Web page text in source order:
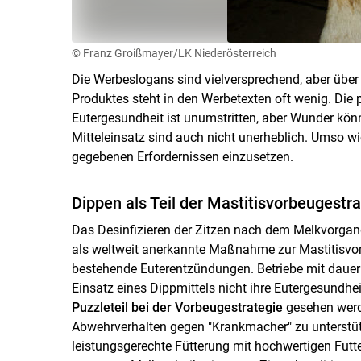
© Franz Groißmayer/LK Niederösterreich
Die Werbeslogans sind vielversprechend, aber
Produktes steht in den Werbetexten oft wenig.
Eutergesundheit ist unumstritten, aber Wunder
Mitteleinsatz sind auch nicht unerheblich. Umso
gegebenen Erfordernissen einzusetzen.
Dippen als Teil der
Das Desinfizieren der Zitzen nach dem
als weltweit anerkannte Maßnahme zur
bestehende Euterentzündungen. Betriebe mit
Einsatz eines Dippmittels nicht ihre
Puzzleteil bei der Vorbeugestrategie gesehen
Abwehrverhalten gegen "Krankmacher" zu
leistungsgerechte Fütterung mit hochwertigen